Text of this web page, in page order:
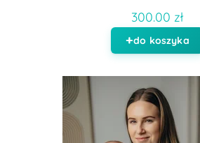
300.00 zł
do koszyka